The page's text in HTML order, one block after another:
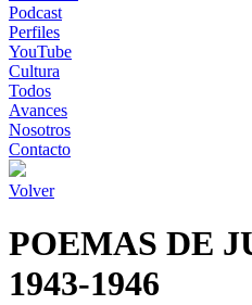
Podcast
Perfiles
YouTube
Cultura
Todos
Avances
Nosotros
Contacto
Volver
POEMAS DE
1943-1946